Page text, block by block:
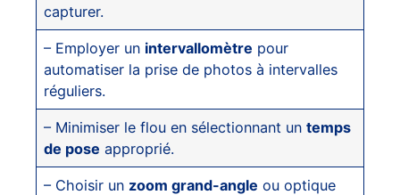
capturer.
– Employer un intervallomètre pour
automatiser la prise de photos à intervalles
réguliers.
– Minimiser le flou en sélectionnant untemps
de pose approprié.
– Choisir un zoom grand-angle ou optique